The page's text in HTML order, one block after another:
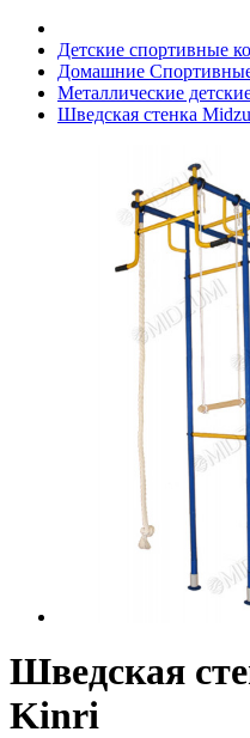
Детские спортивные
Домашние
Металлические
Шведская стенка
Шведская
Kinri